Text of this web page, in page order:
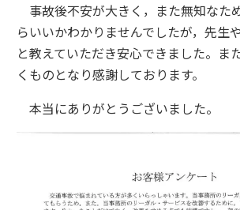
事故後不安が大きく，また無知なた
らいいかわかりませんでしたが，先生
と教えていただき安心できました。ま
くものとなり感謝しております。
本当にありがとうございました。